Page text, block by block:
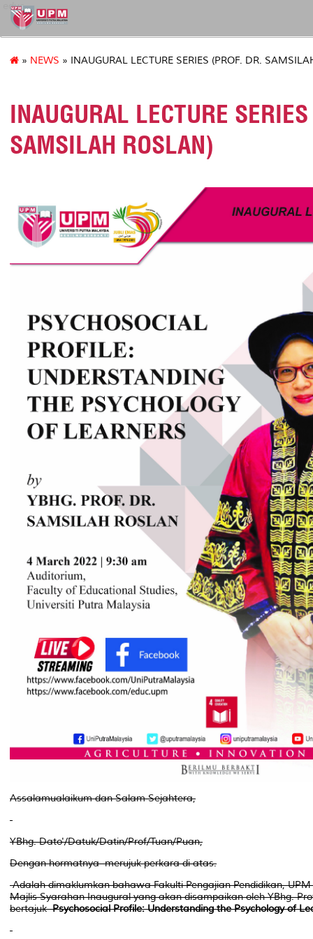
educ
» NEWS » INAUGURAL LECTURE SERIES (PROF. DR.
INAUGURAL LECTURE
SAMSILAH ROSLAN)
Assalamualaikum dan Salam Sejahtera,
YBhg. Dato'/Datuk/Datin/Prof/Tuan/Puan,
Dengan hormatnya merujuk perkara di atas.
Adalah dimaklumkan bahawa Fakulti Pengajian Pendidikan,
Majlis Syarahan Inaugural yang akan disampaikan oleh YBhg.
bertajukPsychosocial Profile: Understanding the Psychology of